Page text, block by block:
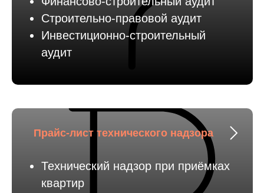
Строительно-правовой аудит
Инвестиционно-строительный
аудит
Прайс-лист технического надзора
Технический надзор при приёмках
квартир